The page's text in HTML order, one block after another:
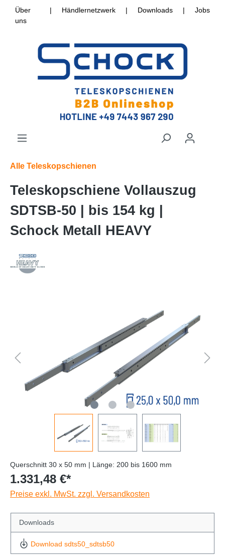
Über
uns
| Händlernetzwerk | Downloads | Jobs
Alle Teleskopschienen
Teleskopschiene Vollauszug
SDTSB-50 | bis 154 kg |
Schock Metall HEAVY
Querschnitt 30 x 50 mm | Länge: 200 bis 1600 mm
1.331,48 €*
Preise exkl. MwSt. zzgl. Versandkosten
Downloads
Download sdts50_sdtsb50